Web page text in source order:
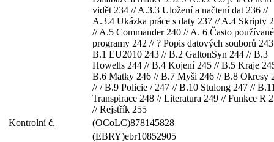
vidět 234 // A.3.3 Uložení a načtení dat 236 //
A.3.4 Ukázka práce s daty 237 // A.4 Skripty
// A.5 Commander 240 // A. 6 Často používané
programy 242 // ? Popis datových souborů
B.1 EU2010 243 // B.2 GaltonSyn 244 // B.3
Howells 244 // B.4 Kojení 245 // B.5 Kraje
B.6 Matky 246 // B.7 Myši 246 // B.8 Okresy
// / B.9 Policie / 247 // B.10 Stulong 247 //
Transpirace 248 // Literatura 249 // Funkce R
// Rejstřík 255
Kontrolní č.
(OCoLC)878145828
(EBRY)ebr10852905